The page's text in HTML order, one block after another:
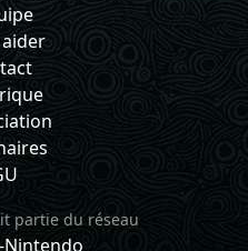
partie du réseau
Nintendo